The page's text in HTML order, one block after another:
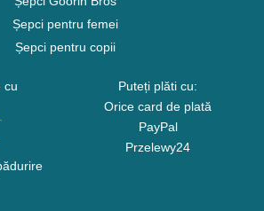
Șepci pentru femei
Șepci pentru copii
cu
Puteți plăti cu:
Orice card de plată
PayPal
Przelewy24